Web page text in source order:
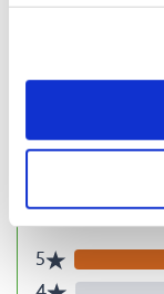
Op
Beoordelingen